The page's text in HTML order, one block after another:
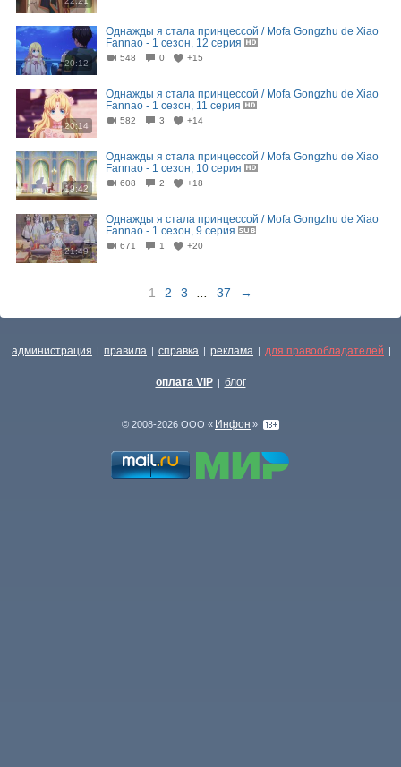
20:12
Однажды я стала принцессой / Mofa Gongzhu de Xiao
Fannao - 1 сезон, 12 серия
548 0 +15
20:14
Однажды я стала принцессой / Mofa Gongzhu de Xiao
Fannao - 1 сезон, 11 серия
582 3 +14
19:42
Однажды я стала принцессой / Mofa Gongzhu de Xiao
Fannao - 1 сезон, 10 серия
608 2 +18
21:49
Однажды я стала принцессой / Mofa Gongzhu de Xiao
Fannao - 1 сезон, 9 серия
671 1 +20
1 2 3 37 →
администрация | правила | справка | реклама | для правообладателей |
оплата VIP | блог
© 2008-2026 ООО « Инфон »